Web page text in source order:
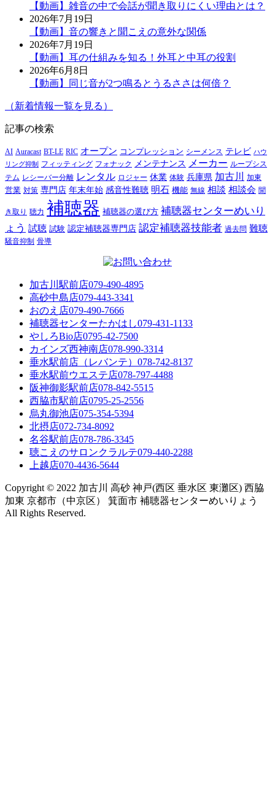
【動画】雑音の中で会話が聞き取りにくい理由とは？
2026年7月19日
【動画】音の響きと聞こえの意外な関係
2026年7月19日
【動画】耳の仕組みを知る！外耳と中耳の役割
2026年6月8日
【動画】同じ音が2つ鳴るとうるささは何倍？
（新着情報一覧を見る）
記事の検索
AI Auracast BT-LE RIC オープン コンプレッション シーメンス テレビ ハウ
リング抑制
フィッティング フォナック メンテナンス メーカー ループシス
テム レシーバー分離 レンタル ロジャー 休業 体験 兵庫県 加古川 加東
営業 対策 専門店 年末年始 感音性難聴 明石 機能 無線 相談 相談会 聞
き取り 聴力 補聴器 補聴器の選び方 補聴器センターめいり
ょう 試聴 試験 認定補聴器専門店 認定補聴器技能者 過去問 難聴
騒音抑制 骨導
加古川駅前店079-490-4895
高砂中島店079-443-3341
おのえ店079-490-7666
補聴器センターたかはし079-431-1133
やしろBio店0795-42-7500
カインズ西神南店078-990-3314
垂水駅前店（レバンテ） 078-742-8137
垂水駅前ウエステ店078-797-4488
阪神御影駅前店078-842-5515
西脇市駅前店0795-25-2556
烏丸御池店075-354-5394
北摂店072-734-8092
名谷駅前店078-786-3345
聴こえのサロンクラルテ079-440-2288
上越店070-4436-5644
Copyright © 2022 加古川 高砂 神戸(西区 垂水区 東灘区) 西脇
加東 京都市（中京区） 箕面市 補聴器センターめいりょう
All Rights Reserved.